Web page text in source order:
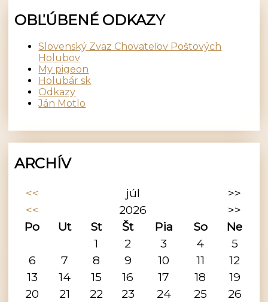
OBĽÚBENÉ ODKAZY
Slovenský Zväz Chovateľov Poštových
Holubov
My pigeon
Holubár sk
Odkazy
Ján Motlo
ARCHÍV
<< júl
>>
<<
2026
>>
Po
Ut St Št Pia So
Ne
1
2 3 4
5
6
7 8 9 10 11
12
13
14 15 16 17 18
19
20
21 22 23 24 25
26